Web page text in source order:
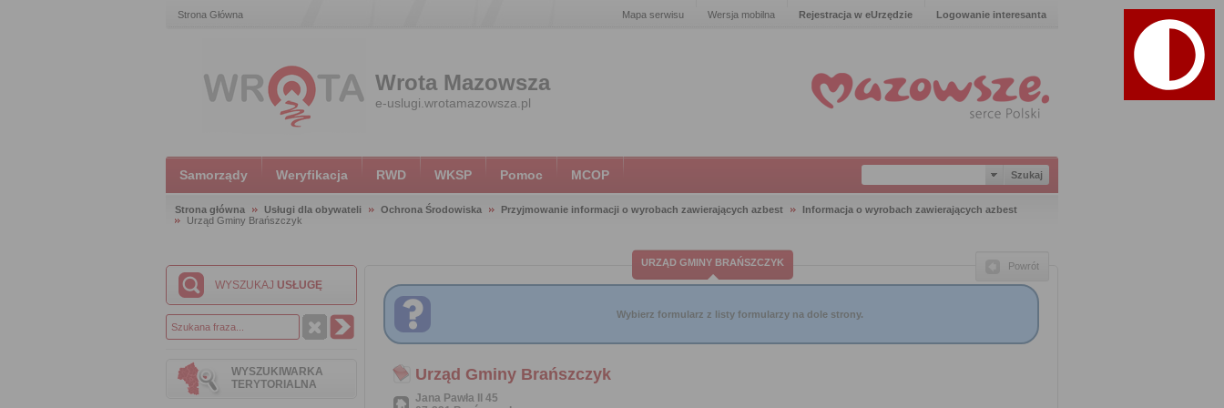
Strona Główna Mapa serwisu Wersja mobilna Rejestracja w eUrzędzie Logowanie interesanta
Wrota Mazowsza
e-uslugi.wrotamazowsza.pl
Samorządy Weryfikacja RWD WKSP Pomoc MCOP
Strona główna Usługi dla obywateli Ochrona Środowiska Przyjmowanie informacji o wyrobach zawierających azbest
Informacja o wyrobach zawierających azbest
Urząd Gminy Brańszczyk
WYSZUKAJ USŁUGĘ
WYSZUKIWARKA
TERYTORIALNA
URZĄD GMINY BRAŃSZCZYK Powrót
Wybierz formularz z listy formularzy na dole strony.
Urząd Gminy Brańszczyk
Jana Pawła II 45